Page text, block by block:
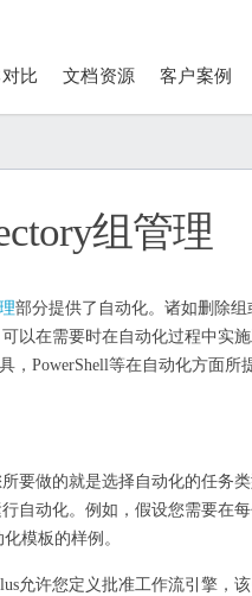
比 文档资源 客户案例
组管理
部分提供了自动化。诸如删除组
以在需要时在自动化过程中实
，PowerShell等在自动化方面所
要做的就是选择自动化的任务
自动化。例如，假设您需要在
模板的样例。
允许您定义批准工作流引擎，